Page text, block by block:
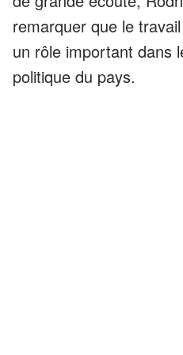
remarquer que le
un rôle important dans
politique du pays.